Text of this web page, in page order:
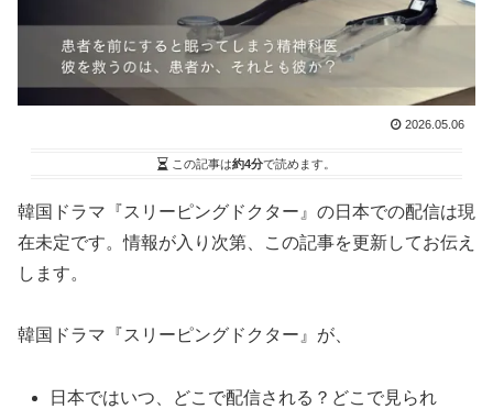
2026.05.06
この記事は約4分で読めます。
韓国ドラマ『スリーピングドクター』の日本での配信は現
在未定です。情報が入り次第、この記事を更新してお伝え
します。
韓国ドラマ『スリーピングドクター』が、
日本ではいつ、どこで配信される？どこで見られ